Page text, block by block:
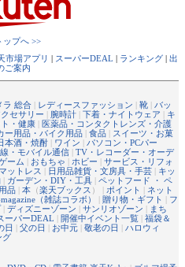
ップへ >>
市場アプリ | スーパーDEAL | ランキング | 出
ご案内
ラ 総合 | レディースファッション | 靴 | バッ
セサリー | 腕時計 | 下着・ナイトウェア | キ
・健康 | 医薬品・コンタクトレンズ・介護
ー用品・バイク用品 | 食品 | スイーツ・お菓
本酒・焼酎 | ワイン | パソコン・PCパー
・モバイル通信 | TV・レコーダー・オーデ
ーム | おもちゃ | ホビー | サービス・リフォ
ットレス | 日用品雑貨・文房具・手芸 | キッ
| ガーデン・DIY・工具 | ペットフード ・ ペ
品 | 本 （楽天ブックス ） | ポイント | ネット
（雑誌コラボ） | 贈り物・ギフト | フ
| ディズニーゾーン | サンリオゾーン | まち
ーパーDEAL | 開催中イベント一覧 | 福袋＆
日 | 父の日 | お中元 | 敬老の日 | ハロウィ
グ